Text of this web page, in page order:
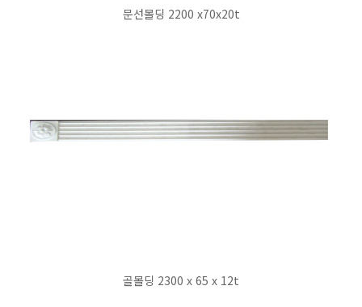
문선몰딩 2200 x70x20t
골몰딩 2300 x 65 x 12t